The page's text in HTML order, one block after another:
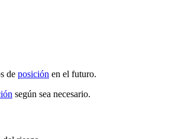
de posición en el futuro.
según sea necesario.